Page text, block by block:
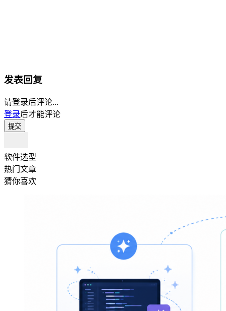
发表回复
请登录后评论...
登录后才能评论
提交
软件选型
热门文章
猜你喜欢